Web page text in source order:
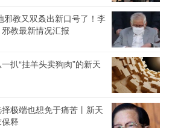
邪教又双叒出新口号了！李
教最新情况汇报
一扒“挂羊头卖狗肉”的新天
极端也想免于痛苦丨新天
释